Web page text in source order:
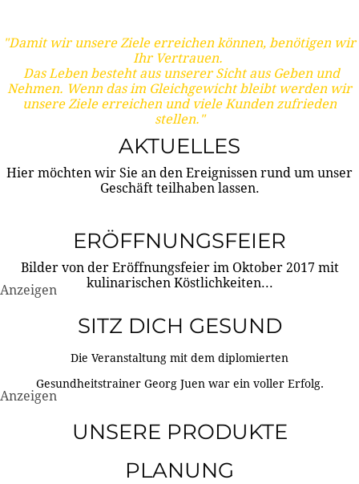
"Damit wir unsere Ziele erreichen können, benötigen wir
Ihr Vertrauen.
Das Leben besteht aus unserer Sicht aus Geben und
Nehmen. Wenn das im Gleichgewicht bleibt werden wir
unsere Ziele erreichen und viele Kunden zufrieden
stellen."
AKTUELLES
Hier möchten wir Sie an den Ereignissen rund um unser
Geschäft teilhaben lassen.
ERÖFFNUNGSFEIER
Bilder von der Eröffnungsfeier im Oktober 2017 mit
kulinarischen Köstlichkeiten...
Anzeigen
SITZ DICH GESUND
Die Veranstaltung mit dem diplomierten
Gesundheitstrainer Georg Juen war ein voller Erfolg.
Anzeigen
UNSERE PRODUKTE
PLANUNG